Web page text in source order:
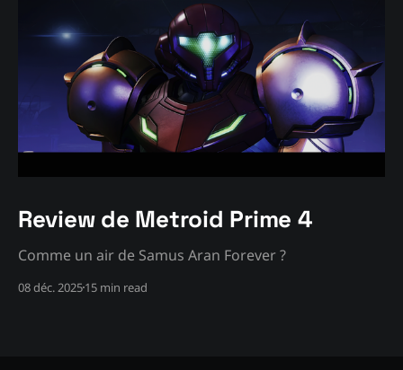
Review de Metroid Prime 4
Comme un air de Samus Aran Forever ?
08 déc. 202515 min read